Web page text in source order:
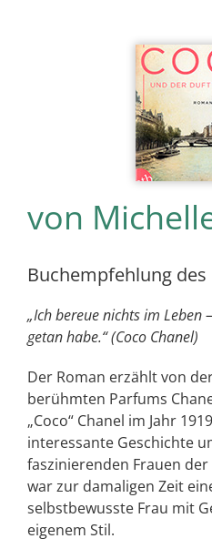
von
Buchempfehlung des
„Ich bereue nichts im Leben
getan habe.“ (Coco Chanel)
Der Roman erzählt von
berühmten Parfums
„Coco“ Chanel im Jahr
interessante Geschichte
faszinierenden Frauen der
war zur damaligen Zeit
selbstbewusste Frau mit
eigenem Stil.